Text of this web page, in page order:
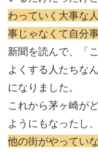
わっていく大事な
事じゃなくて自分
新聞を読んで、「
よくする人たちな
になりました。
これから茅ヶ崎が
ようにもなったし
他の街がやってい